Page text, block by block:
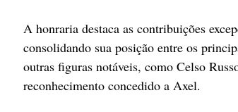
A honraria destaca as contribuições
consolidando sua posição entre os
outras figuras notáveis, como Celso
reconhecimento concedido a Axel.